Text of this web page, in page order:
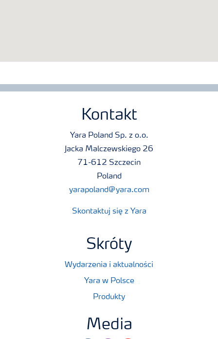
Kontakt
Yara Poland Sp. z o.o.
Jacka Malczewskiego 26
71-612 Szczecin
Poland
yarapoland@yara.com
Skontaktuj się z Yara
Skróty
Wydarzenia i aktualności
Yara w Polsce
Produkty
Media